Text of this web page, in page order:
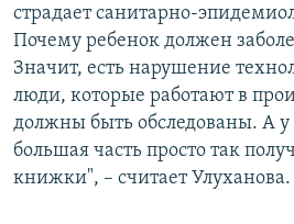
страдает санитарно-
Почему ребенок должен
Значит, есть нарушение
люди, которые работают в
должны быть обследованы. А у
большая часть просто так
книжки", – считает Улуханова.